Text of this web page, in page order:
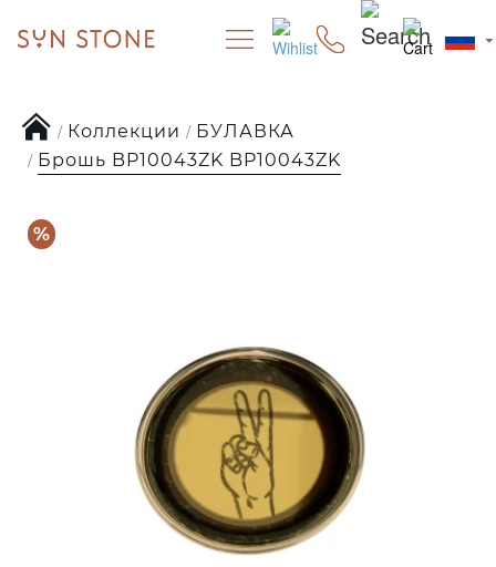
Коллекции
БУЛАВКА
Брошь BP10043ZK BP10043ZK
%